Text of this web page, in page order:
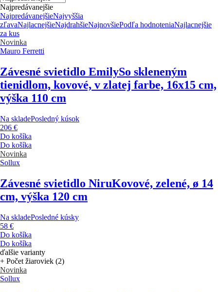
Najpredávanejšie
NajpredávanejšieNajvyššia
zľavaNajlacnejšieNajdrahšieNajnovšiePodľa hodnoteniaNajlacnejšie
za kus
Novinka
Mauro Ferretti
Závesné svietidlo EmilySo skleneným
tienidlom, kovové, v zlatej farbe, 16x15 cm,
výška 110 cm
Na skladePosledný kúsok
206 €
Do košíka
Do košíka
Novinka
Sollux
Závesné svietidlo NiruKovové, zelené, ø 14
cm, výška 120 cm
Na skladePosledné kúsky
58 €
Do košíka
Do košíka
ďalšie varianty
+ Počet žiaroviek (2)
Novinka
Sollux